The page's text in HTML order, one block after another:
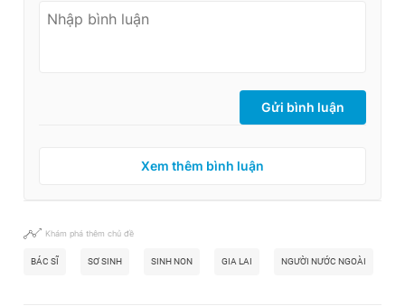
Gửi bình luận
Xem thêm bình luận
Khám phá thêm chủ đề
BÁC SĨ SƠ SINH SINH NON GIA LAI NGƯỜI NƯỚC NGOÀI